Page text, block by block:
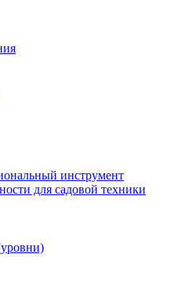
инструмент
для садовой техники